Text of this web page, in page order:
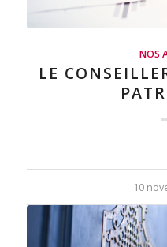
NOS
LE
10